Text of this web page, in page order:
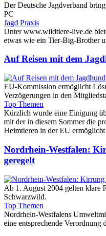
Der Deutsche Jagdverband
PC
Jagd Praxis
Unter www.wildtiere-live.de
etwas wie ein Tier-Big-Brother
Auf Reisen mit dem
EU-Kommission ermöglicht
Verzögerungen in den
Top Themen
Kürzlich wurde eine Einigung
mit der in diesem Sommer die
Heimtieren in der EU
Nordrhein-Westfalen:
geregelt
Ab 1. August 2004 gelten klare
Schwarzwild.
Top Themen
Nordrhein-Westfalens
eine entsprechende Verordnung